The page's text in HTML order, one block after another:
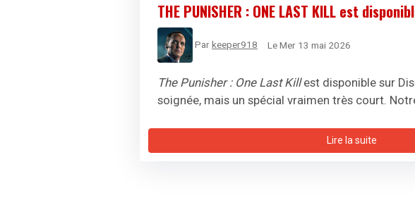
THE PUNISHER : ONE LAST KILL est
Parkeeper918 Le Mer 13 mai 2026
The Punisher : One Last Killest disponible sur
soignée, mais un spécial vraimen très court.
Lire la suite